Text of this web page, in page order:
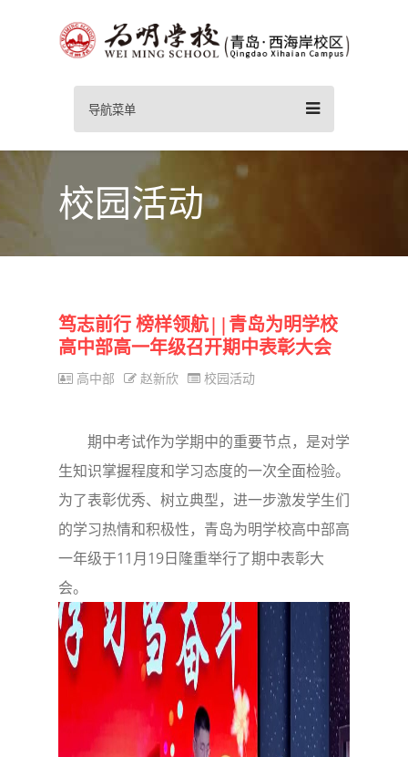
导航菜单
校园活动
笃志前行 榜样领航||青岛为明学校
高中部高一年级召开期中表彰大会
高中部 赵新欣 校园活动
期中考试作为学期中的重要节点，是对学
生知识掌握程度和学习态度的一次全面检验。
为了表彰优秀、树立典型，进一步激发学生们
的学习热情和积极性，青岛为明学校高中部高
一年级于11月19日隆重举行了期中表彰大
会。